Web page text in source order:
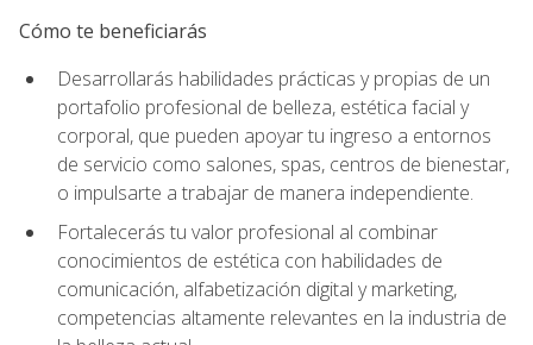
Cómo te beneficiarás
Desarrollarás habilidades prácticas y propias de un
portafolio profesional de belleza, estética facial y
corporal, que pueden apoyar tu ingreso a entornos
de servicio como salones, spas, centros de bienestar,
o impulsarte a trabajar de manera independiente.
Fortalecerás tu valor profesional al combinar
conocimientos de estética con habilidades de
comunicación, alfabetización digital y marketing,
competencias altamente relevantes en la industria de